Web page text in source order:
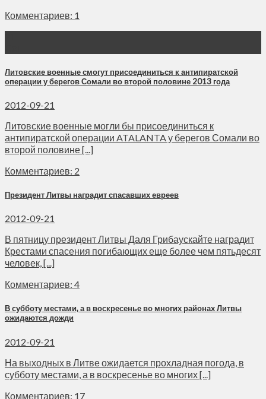
Комментариев: 1
Литовские военные смогут присоединиться к антипиратской
операции у берегов Сомали во второй половине 2013 года
2012-09-21
Литовские военные могли бы присоединиться к
антипиратской операции ATALANTA у берегов Сомали во
второй половине [...]
Комментариев: 2
Президент Литвы наградит спасавших евреев
2012-09-21
В пятницу президент Литвы Даля Грибаускайте наградит
Крестами спасения погибающих еще более чем пятьдесят
человек, [...]
Комментариев: 4
В субботу местами, а в воскресенье во многих районах Литвы
ожидаются дожди
2012-09-21
На выходных в Литве ожидается прохладная погода, в
субботу местами, а в воскресенье во многих [...]
Комментариев: 17